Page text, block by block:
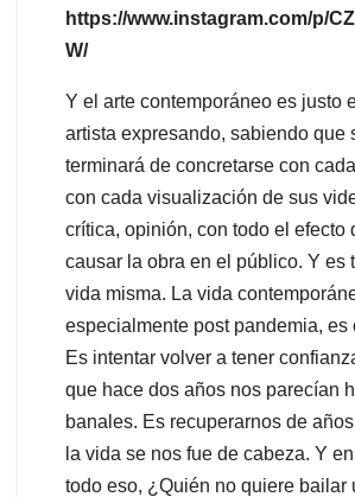
https://www.instagram.com/p/
W/
Y el arte contemporáneo es justo
artista expresando, sabiendo que
terminará de concretarse con
con cada visualización de sus
crítica, opinión, con todo el efecto
causar la obra en el público. Y es
vida misma. La vida
especialmente post pandemia, es
Es intentar volver a tener
que hace dos años nos parecían
banales. Es recuperarnos de
la vida se nos fue de cabeza. Y
todo eso, ¿Quién no quiere bailar